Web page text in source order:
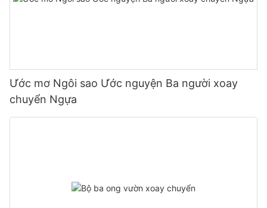
Ước mơ Ngôi sao Ước nguyện Ba người xoay
chuyển Ngựa